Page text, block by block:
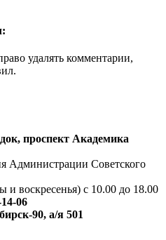
удалять комментарии,
проспект Академика
Администрации Советского
с 10.00 до 18.00
06
90, а/я 501